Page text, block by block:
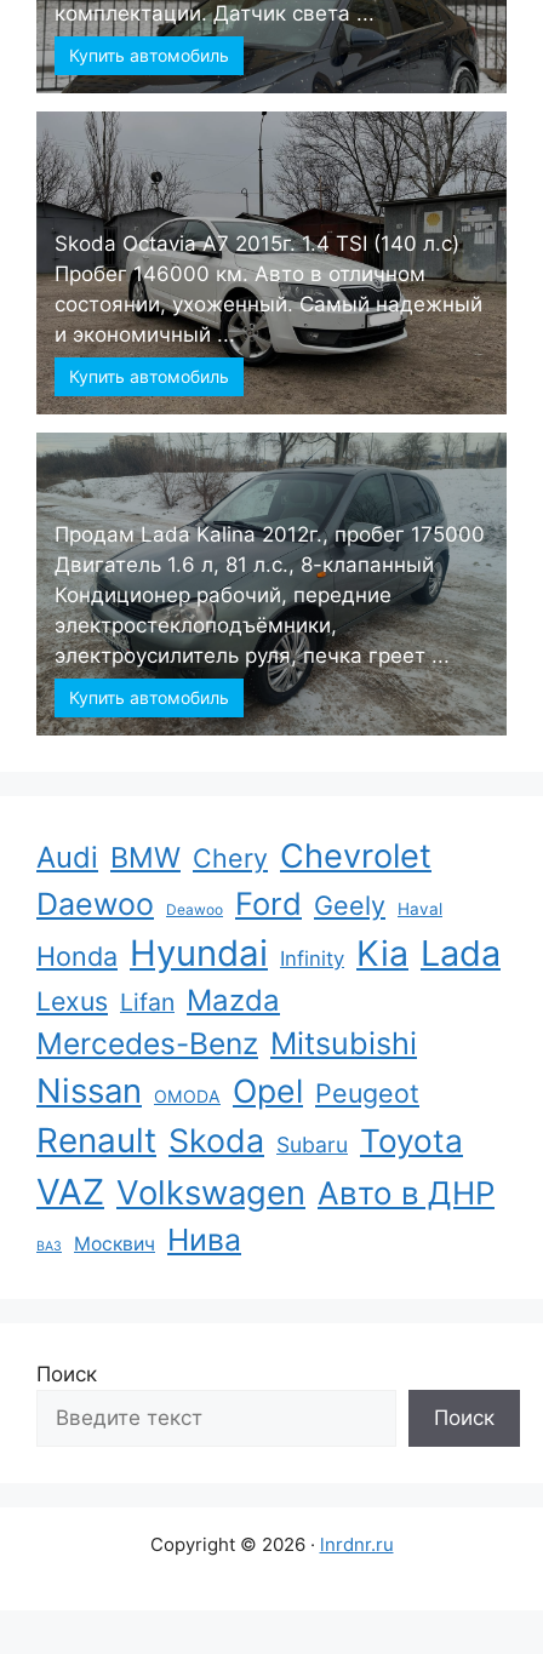
комплектации. Датчик света ...
Купить автомобиль
Skoda Octavia А7 2015г. 1.4 TSI (140 л.с)
Пробег 146000 км. Авто в отличном
состоянии, ухоженный. Самый надежный
и экономичный ...
Купить автомобиль
Продам Lada Kalina 2012г., пробег 175000
Двигатель 1.6 л, 81 л.с., 8-клапанный
Кондиционер рабочий, передние
электростеклоподъёмники,
электроусилитель руля, печка греет ...
Купить автомобиль
Audi BMW Chery Chevrolet
Daewoo Deawoo Ford Geely Haval
Honda Hyundai Infinity Kia Lada
Lexus Lifan Mazda
Mercedes-Benz Mitsubishi
Nissan OMODA Opel Peugeot
Renault Skoda Subaru Toyota
VAZ Volkswagen Авто в ДНР
ВАЗ Москвич Нива
Поиск
Поиск
Copyright © 2026 · lnrdnr.ru